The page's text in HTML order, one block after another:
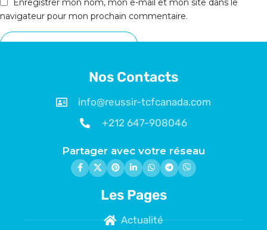
Enregistrer mon nom, mon e-mail et mon site dans le
navigateur pour mon prochain commentaire.
Nos Contacts
info@reussir-tcfcanada.com
+212 647-908046
Partager avec votre réseau
Les Pages
Actualité